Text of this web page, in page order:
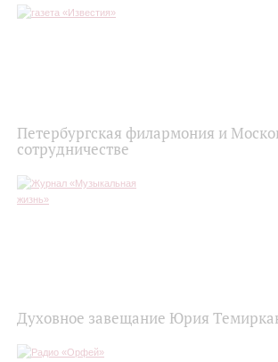
Петербургская филармония и
сотрудничестве
Духовное завещание Юрия